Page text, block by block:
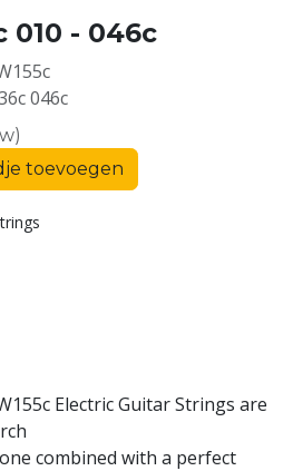
010 - 046c
046c
toevoegen
Electric Guitar Strings are
combined with a perfect